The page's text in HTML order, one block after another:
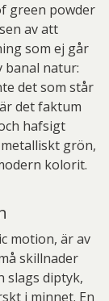
green powder
av att
som ej går
banal natur:
det som står
det faktum
hafsigt
grön,
kolorit.
motion, är av
skillnader
slags diptyk,
i minnet. En